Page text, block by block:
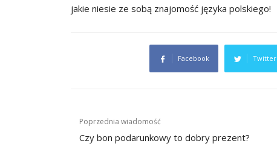
jakie niesie ze sobą znajomość języka polskiego!
Facebook Twitter
Nawigacja
wpisu
Poprzednia wiadomość
Czy bon podarunkowy to dobry prezent?